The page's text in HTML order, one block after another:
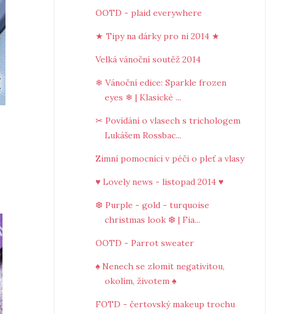
OOTD - plaid everywhere
★ Tipy na dárky pro ni 2014 ★
Velká vánoční soutěž 2014
❄ Vánoční edice: Sparkle frozen
eyes ❄ | Klasické ...
✂ Povídání o vlasech s trichologem
Lukášem Rossbac...
Zimní pomocníci v péči o pleť a vlasy
♥ Lovely news - listopad 2014 ♥
❆ Purple - gold - turquoise
christmas look ❆ | Fia...
OOTD - Parrot sweater
♠ Nenech se zlomit negativitou,
okolím, životem ♠
FOTD - čertovský makeup trochu